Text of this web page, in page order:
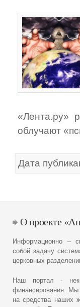
«Лента.ру»
облучают
Дата
О проекте
Информационно –
собой задачу
церковных
Наш портал -
финансирования.
на средства наших